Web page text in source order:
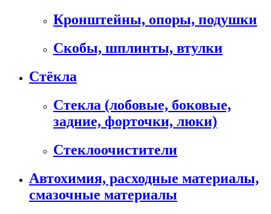
Кронштейны, опоры, подушки
Скобы, шплинты, втулки
Стёкла
Стекла (лобовые, боковые,
задние, форточки, люки)
Стеклоочистители
Автохимия, расходные материалы,
смазочные материалы